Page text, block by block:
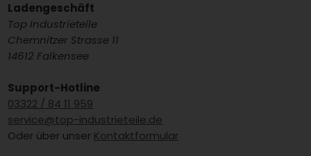
Ladengeschäft
Top Industrieteile
Chemnitzer Strasse 11
14612 Falkensee
Support-Hotline
03322 / 84 11 959
service@top-industrieteile.de
Oder über unser Kontaktformular